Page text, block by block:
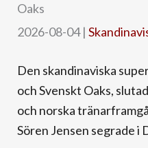
Oaks
2026-08-04|
Den skandinaviska
och Svenskt Oaks,
och norska
Sören Jensen segrade i